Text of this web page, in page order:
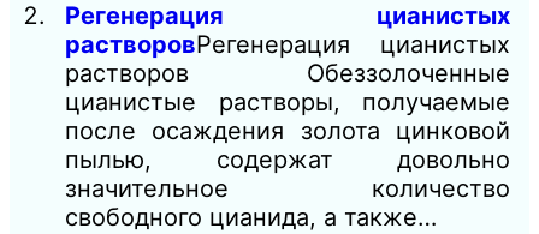
Регенерация цианистых
растворовРегенерация цианистых
растворов Обеззолоченные
цианистые растворы, получаемые
после осаждения золота цинковой
пылью, содержат довольно
значительное количество
свободного цианида, а также…